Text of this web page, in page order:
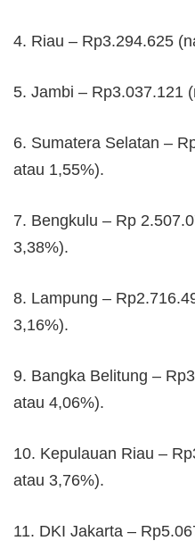
4. Riau – Rp3.294.625
5. Jambi – Rp3.037.121
6. Sumatera Selatan –
atau 1,55%).
7. Bengkulu – Rp
3,38%).
8. Lampung –
3,16%).
9. Bangka Belitung –
atau 4,06%).
10. Kepulauan Riau –
atau 3,76%).
11. DKI Jakarta –